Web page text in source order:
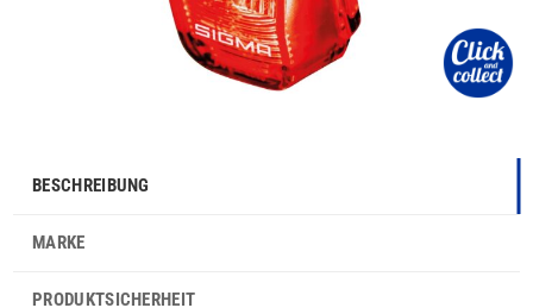
BESCHREIBUNG
MARKE
PRODUKTSICHERHEIT